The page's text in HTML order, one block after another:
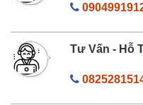
Tư Vấn - Hỗ